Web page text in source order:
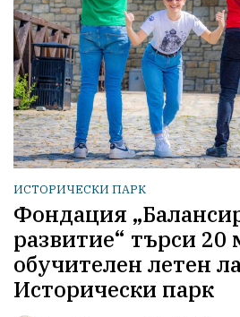
ИСТОРИЧЕСКИ ПАРК
Фондация
развитие“ търси 20
обучителен летен
Исторически парк